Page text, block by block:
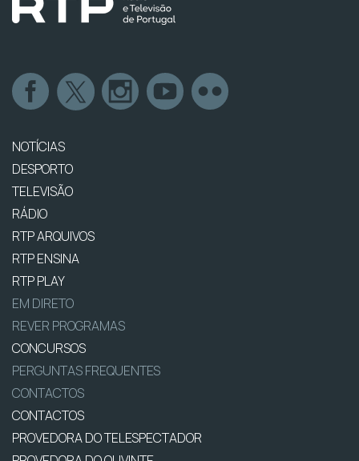
NOTÍCIAS
DESPORTO
TELEVISÃO
RÁDIO
RTP ARQUIVOS
RTP ENSINA
RTP PLAY
EM DIRETO
REVER PROGRAMAS
CONCURSOS
PERGUNTAS FREQUENTES
CONTACTOS
CONTACTOS
PROVEDORA DO TELESPECTADOR